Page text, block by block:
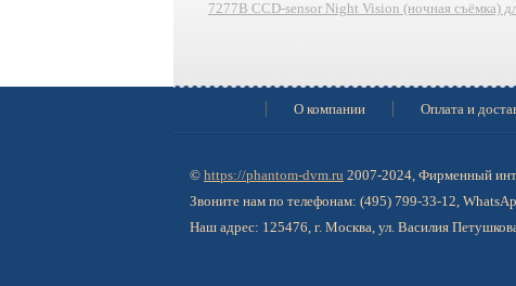
7277B CCD-sensor Night Vision (ночная съёмка)
О компании Оплата и
© https://phantom-dvm.ru 2007-2024, Фирменный
Звоните нам по телефонам: (495) 799-33-12,
Наш адрес: 125476, г. Москва, ул. Василия